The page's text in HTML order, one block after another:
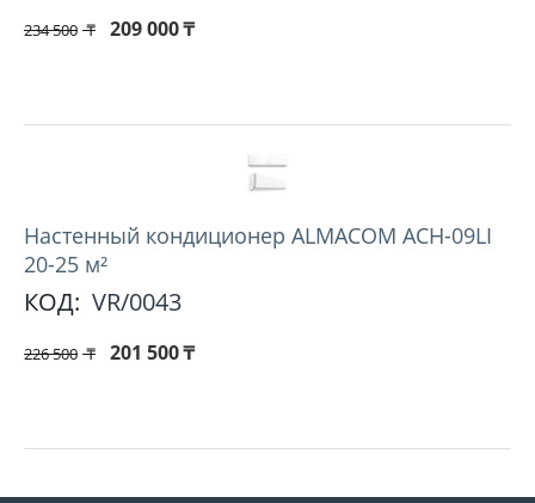
234 500 ₸ 209 000₸
Hастенный кондиционер ALMACOM ACH-09LI
20-25 м²
КОД: VR/0043
226 500 ₸ 201 500₸